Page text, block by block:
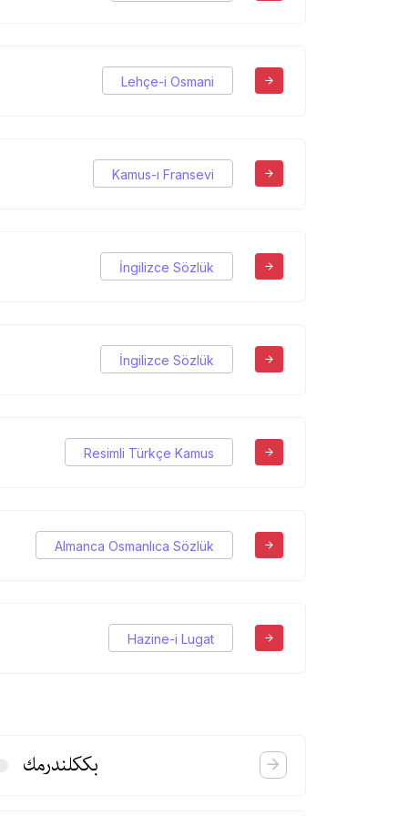
Lehçe-i Osmani
Kamus-ı Fransevi
İngilizce Sözlük
İngilizce Sözlük
Resimli Türkçe Kamus
Almanca Osmanlıca Sözlük
Hazine-i Lugat
بككلندرمك